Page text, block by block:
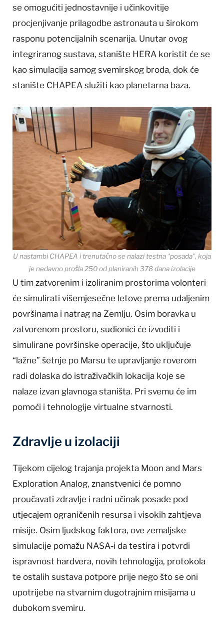
se omogućiti jednostavnije i učinkovitije
procjenjivanje prilagodbe astronauta u širokom
rasponu potencijalnih scenarija. Unutar ovog
integriranog sustava, stanište HERA koristit će se
kao simulacija samog svemirskog broda, dok će
stanište CHAPEA služiti kao planetarna baza.
U nastambi CHAPEA i trenutačno se nalazi testna “posada”, koja
je nedavno prošla 250 od planiranih 378 dana izolacije
U tim zatvorenim i izoliranim prostorima volonteri
će simulirati višemjesečne letove prema udaljenim
površinama i natrag na Zemlju. Osim boravka u
zatvorenom prostoru, sudionici će izvoditi i
simulirane površinske operacije, što uključuje
“lažne” šetnje po Marsu te upravljanje roverom
radi dolaska do istraživačkih lokacija koje se
nalaze izvan glavnoga staništa. Pri svemu će im
pomoći i tehnologije virtualne stvarnosti.
Zdravlje u izolaciji
Tijekom cijelog trajanja projekta Moon and Mars
Exploration Analog, znanstvenici će pomno
proučavati zdravlje i radni učinak posade pod
utjecajem ograničenih resursa i visokih zahtjeva
misije. Osim ljudskog faktora, ove zemaljske
simulacije pomažu NASA-i da testira i potvrdi
ispravnost hardvera, novih tehnologija, protokola
te ostalih sustava potpore prije nego što se oni
upotrijebe na stvarnim dugotrajnim misijama u
dubokom svemiru.